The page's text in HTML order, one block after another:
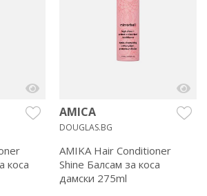
коса
AMICA
DOUGLAS.BG
AMIKA Hair Conditioner
Shine Балсам за коса
дамски 275ml